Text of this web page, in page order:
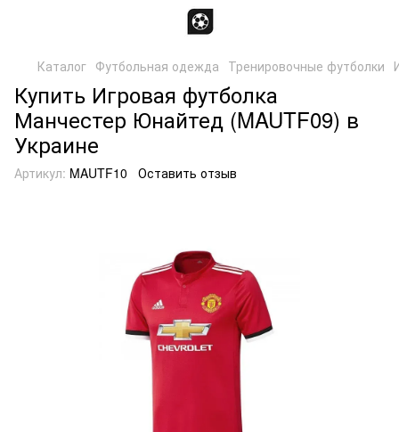
Каталог Футбольная одежда Тренировочные футболки
Купить Игровая футболка
Манчестер Юнайтед (MAUTF09) в
Украине
Артикул: MAUTF10 Оставить отзыв